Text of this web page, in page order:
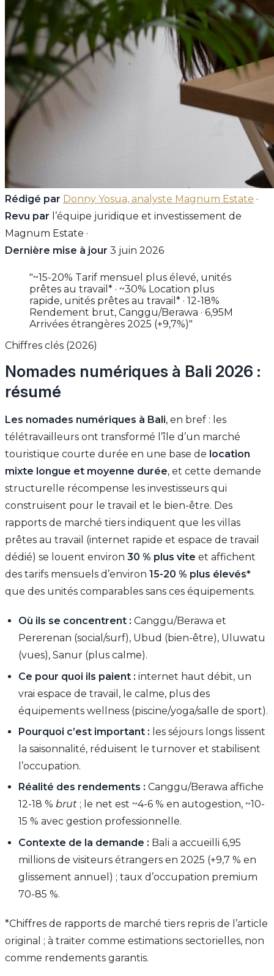
Rédigé par Donny Yosua, analyste Magnum Estate ·
Revu par l’équipe juridique et investissement de
Magnum Estate ·
Dernière mise à jour 3 juin 2026
"~15-20% Tarif mensuel plus élevé, unités
prêtes au travail* · ~30% Location plus
rapide, unités prêtes au travail* · 12-18%
Rendement brut, Canggu/Berawa · 6,95M
Arrivées étrangères 2025 (+9,7%)"
Chiffres clés (2026)
Nomades numériques à Bali 2026 :
résumé
Les nomades numériques à Bali, en bref : les
télétravailleurs ont transformé l’île d’un marché
touristique courte durée en une base de location
mixte longue et moyenne durée, et cette demande
structurelle récompense les investisseurs qui
construisent pour le travail et le bien-être. Des
rapports de marché tiers indiquent que les villas
prêtes au travail (internet rapide et espace de travail
dédié) se louent environ 30 % plus vite et affichent
des tarifs mensuels d’environ 15-20 % plus élevés*
que des unités comparables sans ces équipements.
Où ils se concentrent : Canggu/Berawa et
Pererenan (social/surf), Ubud (bien-être), Uluwatu
(vues), Sanur (plus calme).
Ce pour quoi ils paient : internet haut débit, un
vrai espace de travail, le calme, plus des
équipements wellness (piscine/yoga/salle de sport).
Pourquoi c’est important : les séjours longs lissent
la saisonnalité, réduisent le turnover et stabilisent
l’occupation.
Réalité des rendements : Canggu/Berawa affiche
12-18 %brut ; le net est ~4-6 % en autogestion, ~10-
15 % avec gestion professionnelle.
Contexte de la demande : Bali a accueilli 6,95
millions de visiteurs étrangers en 2025 (+9,7 % en
glissement annuel) ; taux d’occupation premium
70-85 %.
*Chiffres de rapports de marché tiers repris de l’article
original ; à traiter comme estimations sectorielles, non
comme rendements garantis.